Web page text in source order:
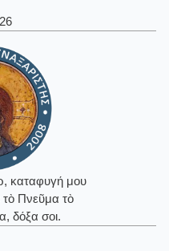
καταφυγή μου
τὸ Πνεῦμα τὸ
δόξα σοι.